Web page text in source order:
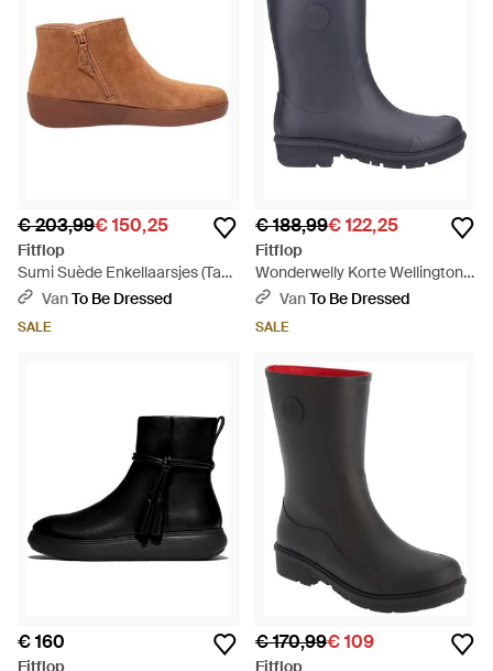
€ 203,99€ 150,25
Fitflop
Sumi Suède Enkellaarsjes (Tan)
- Bruin
VanTo Be Dressed
SALE
€ 188,99€ 122,25
Fitflop
Wonderwelly Korte Wellington
Laarzen (Middernacht Marine) -
VanTo Be Dressed
SALE
€ 160
Fitflop
€ 170,99€ 109
Fitflop